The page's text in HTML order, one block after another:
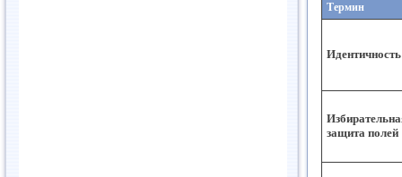
Термин
Идентичность
защита полей